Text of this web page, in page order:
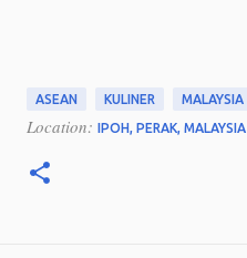
ASEAN KULINER MALAYSIA
Location: IPOH, PERAK, MALAYSIA